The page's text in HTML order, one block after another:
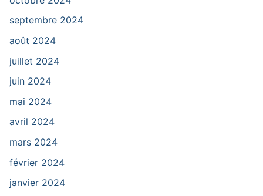
septembre 2024
août 2024
juillet 2024
juin 2024
mai 2024
avril 2024
mars 2024
février 2024
janvier 2024